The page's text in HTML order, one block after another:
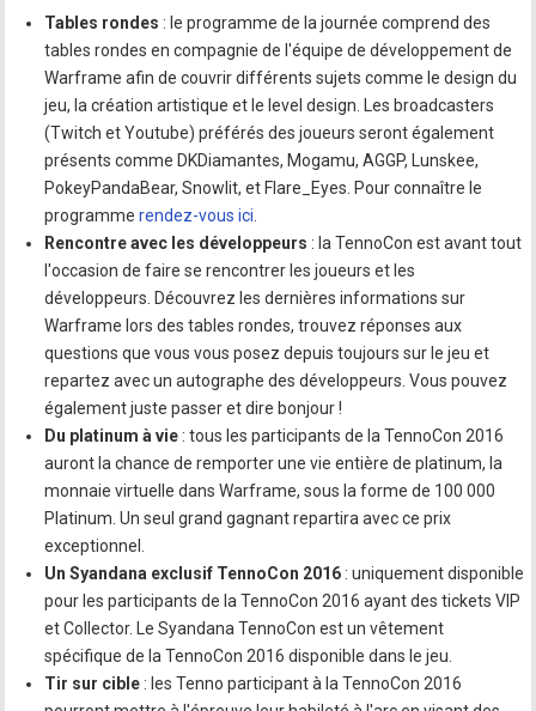
Tables rondes : le programme de la journée comprend des
tables rondes en compagnie de l'équipe de développement de
Warframe afin de couvrir différents sujets comme le design du
jeu, la création artistique et le level design. Les broadcasters
(Twitch et Youtube) préférés des joueurs seront également
présents comme DKDiamantes, Mogamu, AGGP, Lunskee,
PokeyPandaBear, Snowlit, et Flare_Eyes. Pour connaître le
programmerendez-vous ici.
Rencontre avec les développeurs : la TennoCon est avant tout
l'occasion de faire se rencontrer les joueurs et les
développeurs. Découvrez les dernières informations sur
Warframe lors des tables rondes, trouvez réponses aux
questions que vous vous posez depuis toujours sur le jeu et
repartez avec un autographe des développeurs. Vous pouvez
également juste passer et dire bonjour !
Du platinum à vie : tous les participants de la TennoCon 2016
auront la chance de remporter une vie entière de platinum, la
monnaie virtuelle dans Warframe, sous la forme de 100 000
Platinum. Un seul grand gagnant repartira avec ce prix
exceptionnel.
Un Syandana exclusif TennoCon 2016 : uniquement disponible
pour les participants de la TennoCon 2016 ayant des tickets VIP
et Collector. Le Syandana TennoCon est un vêtement
spécifique de la TennoCon 2016 disponible dans le jeu.
Tir sur cible : les Tenno participant à la TennoCon 2016